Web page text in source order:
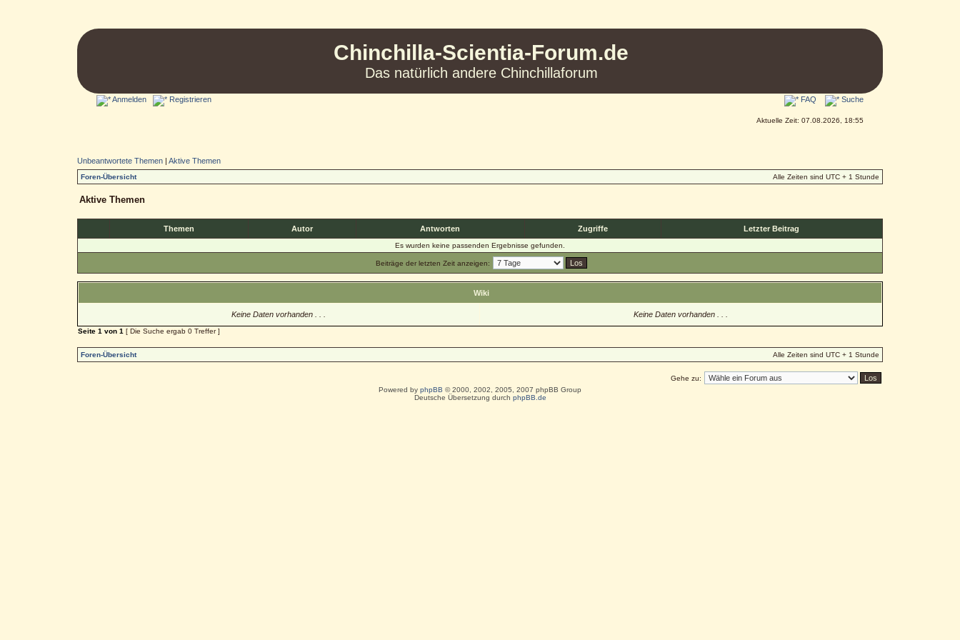
Chinchilla-Scientia-Forum.de
Das natürlich andere Chinchillaforum
Anmelden Registrieren FAQ Suche
Aktuelle Zeit: 07.08.2026, 18:55
Unbeantwortete Themen| Aktive Themen
Foren-Übersicht Alle Zeiten sind UTC + 1 Stunde
Aktive Themen
Themen Autor Antworten Zugriffe Letzter Beitrag
Es wurden keine passenden Ergebnisse gefunden.
Beiträge der letzten Zeit anzeigen:
Wiki
Keine Daten vorhanden . . . Keine Daten vorhanden . . .
Seite 1 von 1 [ Die Suche ergab 0 Treffer ]
Foren-Übersicht Alle Zeiten sind UTC + 1 Stunde
Gehe zu:
Powered by phpBB © 2000, 2002, 2005, 2007 phpBB Group
Deutsche Übersetzung durch phpBB.de